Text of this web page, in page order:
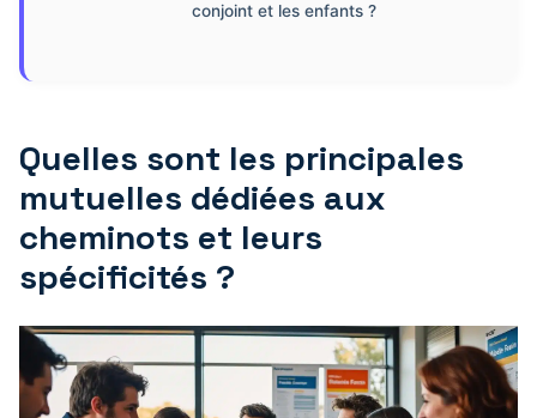
conjoint et les enfants ?
Quelles sont les principales
mutuelles dédiées aux
cheminots et leurs
spécificités ?